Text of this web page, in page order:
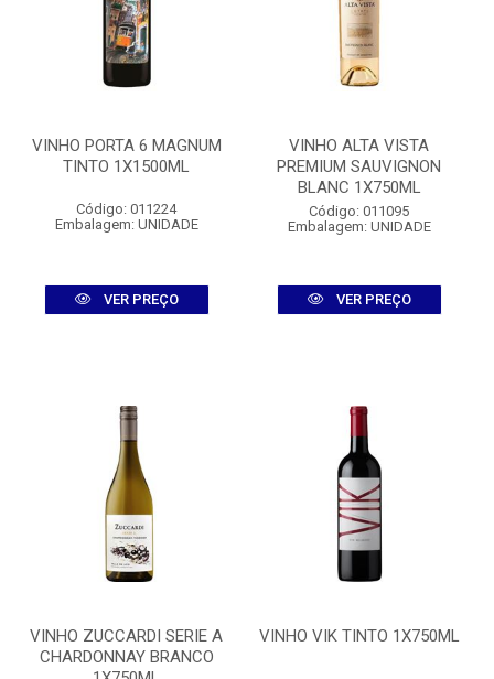
VINHO PORTA 6 MAGNUM
TINTO 1X1500ML
Código: 011224
Embalagem: UNIDADE
VER PREÇO
VINHO ALTA VISTA
PREMIUM SAUVIGNON
BLANC 1X750ML
Código: 011095
Embalagem: UNIDADE
VER PREÇO
VINHO ZUCCARDI SERIE A
CHARDONNAY BRANCO
VINHO VIK TINTO 1X750ML